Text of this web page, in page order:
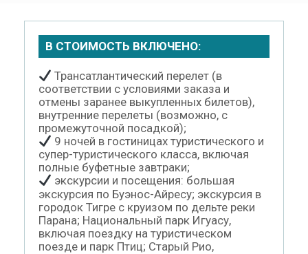
В СТОИМОСТЬ ВКЛЮЧЕНО:
Трансатлантический перелет (в
соответствии с условиями заказа и
отмены заранее выкупленных билетов),
внутренние перелеты (возможно, с
промежуточной посадкой);
9 ночей в гостиницах туристического и
супер-туристического класса, включая
полные буфетные завтраки;
экскурсии и посещения: большая
экскурсия по Буэнос-Айресу; экскурсия в
городок Тигре с круизом по дельте реки
Парана; Национальный парк Игуасу,
включая поездку на туристическом
поезде и парк Птиц; Старый Рио,